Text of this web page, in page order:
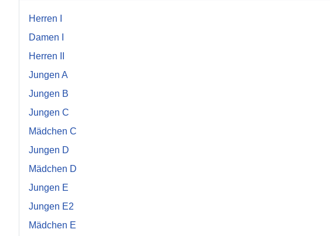
Herren I
Damen I
Herren II
Jungen A
Jungen B
Jungen C
Mädchen C
Jungen D
Mädchen D
Jungen E
Jungen E2
Mädchen E